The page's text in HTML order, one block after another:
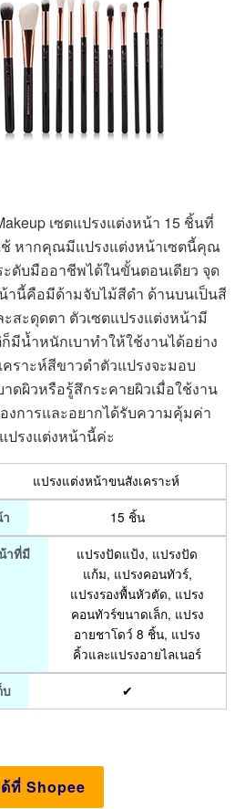
เซตแปรงแต่งหน้า 15 ชิ้นที่
ช้ หากคุณมีแปรงแต่งหน้าเซตนี้คุณ
ดับมืออาชีพได้ในขั้นตอนเดียว จุด
านี้คือมีด้ามจับไม้สีดำ ด้านบนเป็นสี
สะดุดตา ตัวเซตแปรงแต่งหน้ามี
น้ำหนักเบาทำให้ใช้งานได้อย่าง
ราะห์สีขาวดำตัวแปรงจะมอบ
ดผิวหรือรู้สึกระคายผิวเมื่อใช้งาน
การและอยากได้รับความคุ้มค่า
ปรงแต่งหน้านี้ค่ะ
แปรงแต่งหน้าขนสังเคราะห์
15 ชิ้น
าที่มี
แปรงปัดแป้ง, แปรงปัด
แก้ม, แปรงคอนทัวร์,
แปรงรองพื้นหัวตัด, แปรง
คอนทัวร์ขนาดเล็ก, แปรง
อายชาโดว์ 8 ชิ้น, แปรง
คิ้วและแปรงอายไลเนอร์
บ ✔
ที่ Shopee